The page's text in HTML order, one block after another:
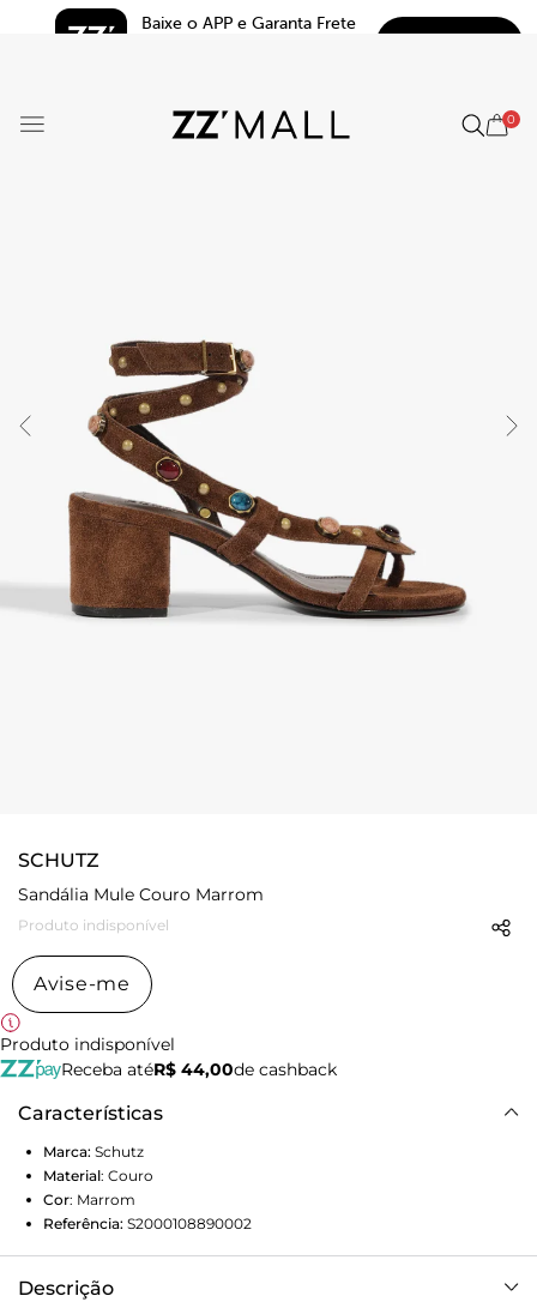
Baixe o APP e Garanta Frete
0
SCHUTZ
Sandália Mule Couro Marrom
Produto indisponível
Avise-me
Produto indisponível
Receba atéR$ 44,00de cashback
Características
Marca: Schutz
Material: Couro
Cor: Marrom
Referência: S2000108890002
Descrição